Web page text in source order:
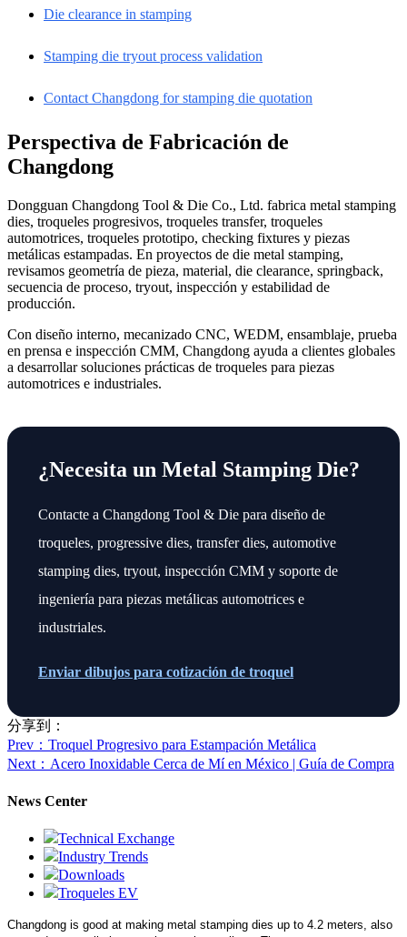
Die clearance in stamping
Stamping die tryout process validation
Contact Changdong for stamping die quotation
Perspectiva de Fabricación de
Changdong
Dongguan Changdong Tool & Die Co., Ltd. fabrica metal stamping
dies, troqueles progresivos, troqueles transfer, troqueles
automotrices, troqueles prototipo, checking fixtures y piezas
metálicas estampadas. En proyectos de die metal stamping,
revisamos geometría de pieza, material, die clearance, springback,
secuencia de proceso, tryout, inspección y estabilidad de
producción.
Con diseño interno, mecanizado CNC, WEDM, ensamblaje, prueba
en prensa e inspección CMM, Changdong ayuda a clientes globales
a desarrollar soluciones prácticas de troqueles para piezas
automotrices e industriales.
¿Necesita un Metal Stamping Die?
Contacte a Changdong Tool & Die para diseño de
troqueles, progressive dies, transfer dies, automotive
stamping dies, tryout, inspección CMM y soporte de
ingeniería para piezas metálicas automotrices e
industriales.
Enviar dibujos para cotización de troquel
分享到：
Prev ：Troquel Progresivo para Estampación Metálica
Next ：Acero Inoxidable Cerca de Mí en México | Guía de Compra
News Center
Technical Exchange
Industry Trends
Downloads
Troqueles EV
Changdong is good at making metal stamping dies up to 4.2 meters, also